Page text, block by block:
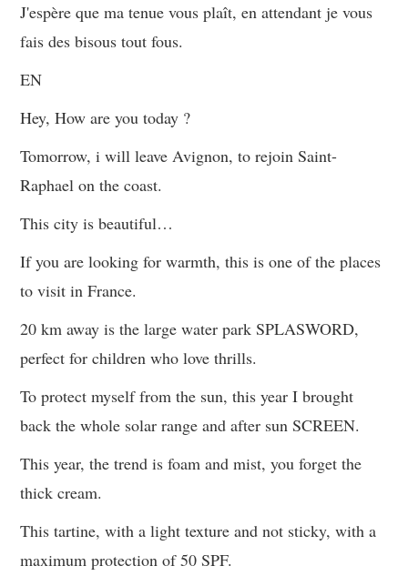
J'espère que ma tenue vous plaît, en attendant je vous
fais des bisous tout fous.
EN
Hey, How are you today ?
Tomorrow, i will leave Avignon, to rejoin Saint-
Raphael on the coast.
This city is beautiful…
If you are looking for warmth, this is one of the places
to visit in France.
20 km away is the large water park SPLASWORD,
perfect for children who love thrills.
To protect myself from the sun, this year I brought
back the whole solar range and after sun SCREEN.
This year, the trend is foam and mist, you forget the
thick cream.
This tartine, with a light texture and not sticky, with a
maximum protection of 50 SPF.